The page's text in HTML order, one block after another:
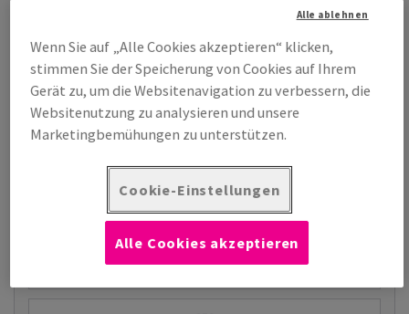
157µm,, metallic, Ice Silver, Haftklebestreifen, 120g/m2, holzfrei ECF,
Schachtel zu 250 Stück, FSC Mix Credit
Produktinformation
Produkt weiterempfehlen
Listenpreis
Mengeneinheiten
Wenn Sie auf „Alle Cookies akzeptieren“ klicken,
stimmen Sie der Speicherung von Cookies auf Ihrem
Gerät zu, um die Websitenavigation zu verbessern, die
Websitenutzung zu analysieren und unsere
Marketingbemühungen zu unterstützen.
Cookie-Einstellungen
Alle ablehnen
Alle Cookies akzeptieren